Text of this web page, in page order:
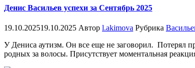
Денис Васильев успехи за Сентябрь 2025
19.10.202519.10.2025 Автор l.akimova Рубрика
У Дениса аутизм. Он все еще не заговорил. Потерял
родных за волосы. Присутствует моментальная